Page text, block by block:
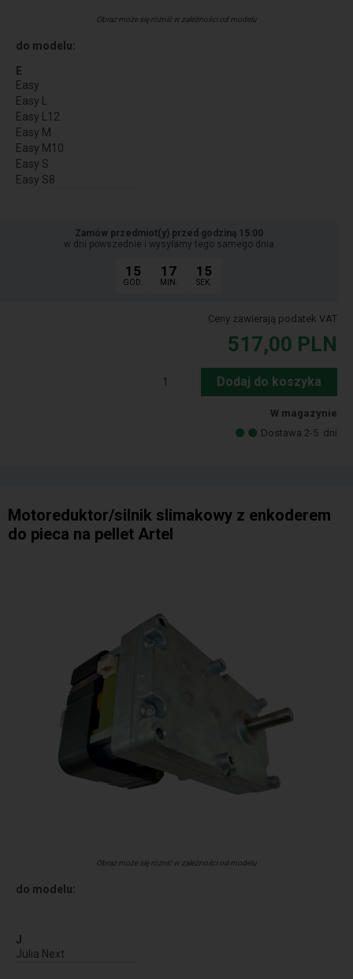
Obraz może się różnić w zależności od modelu
do modelu:
E
Easy
Easy L
Easy L12
Easy M
Easy M10
Easy S
Easy S8
Zamów przedmiot(y) przed godziną 15:00
w dni powszednie i wysyłamy tego samego dnia
15
GOD.
17
MIN.
15
SEK.
Ceny zawierają podatek VAT
517,00 PLN
Dodaj do koszyka
W magazynie
Dostawa 2-5 dni
Motoreduktor/silnik slimakowy z enkoderem
do pieca na pellet Artel
Obraz może się różnić w zależności od modelu
do modelu:
J
Julia Next